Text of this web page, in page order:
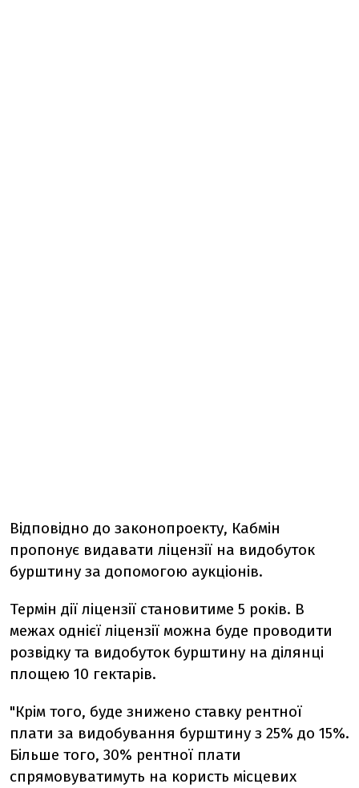
Відповідно до законопроекту, Кабмін
пропонує видавати ліцензії на видобуток
бурштину за допомогою аукціонів.
Термін дії ліцензії становитиме 5 років. В
межах однієї ліцензії можна буде проводити
розвідку та видобуток бурштину на ділянці
площею 10 гектарів.
"Крім того, буде знижено ставку рентної
плати за видобування бурштину з 25% до 15%.
Більше того, 30% рентної плати
спрямовуватимуть на користь місцевих